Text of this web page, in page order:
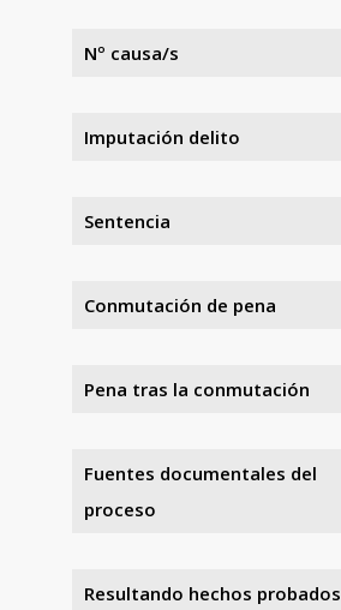
Nº causa/s
Imputación delito
Sentencia
Conmutación de pena
Pena tras la conmutación
Fuentes documentales del
proceso
Resultando hechos probados